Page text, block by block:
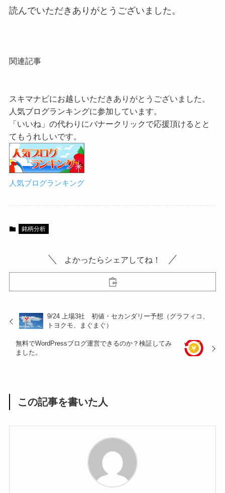
読んでいただきありがとうございました。
関連記事
スキマナビにお越しいただきありがとうございました。
人気ブログランキングに参加しています。
「いいね」の代わりにバナークリックで応援頂けるとと
てもうれしいです。
人気ブログランキング
銘柄分析
よかったらシェアしてね！
9/24 上場3社 初値・セカンダリー予想（グラフィコ、
トヨクモ、まぐまぐ）
無料でWordPressブログ運営できるのか？検証してみ
ました。
この記事を書いた人